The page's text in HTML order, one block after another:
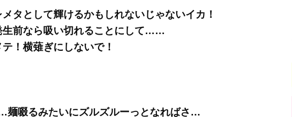
タとして輝けるかもしれないじゃないイカ！
生前なら吸い切れることにして……
！横薙ぎにしないで！
麺啜るみたいにズルズルーっとなればさ…